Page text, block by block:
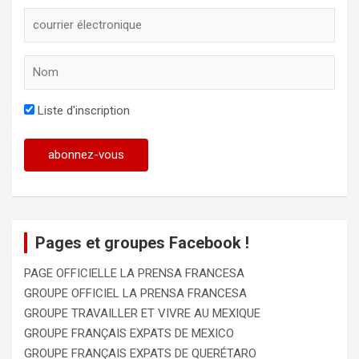
Liste d'inscription
Pages et groupes Facebook !
PAGE OFFICIELLE LA PRENSA FRANCESA
GROUPE OFFICIEL LA PRENSA FRANCESA
GROUPE TRAVAILLER ET VIVRE AU MEXIQUE
GROUPE FRANÇAIS EXPATS DE MEXICO
GROUPE FRANÇAIS EXPATS DE QUERÉTARO